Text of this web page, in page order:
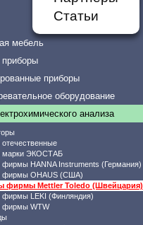
Статьи
мебель
приборы
оборудование
анализа
марки ЭКОСТАБ
HANNA Instruments (Германия)
фирмы OHAUS (США)
фирмы Mettler Toledo (Швейцария)
фирмы LEKI (Финляндия)
фирмы WTW